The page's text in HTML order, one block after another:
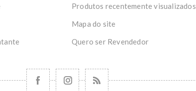
Produtos recentemente visualizados
Mapa do site
Quero ser Revendedor